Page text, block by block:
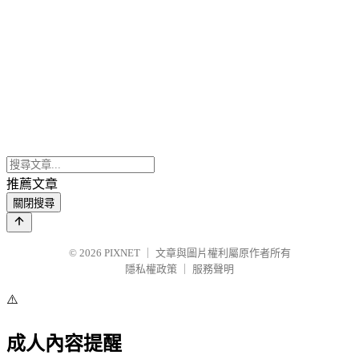
推薦文章
關閉搜尋
© 2026 PIXNET
文章與圖片權利屬原作者所有
隱私權政策
服務聲明
⚠️
成人內容提醒